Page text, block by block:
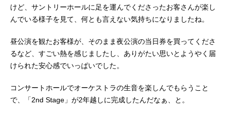
けど、サントリーホールに足を運んでくださったお客さんが楽し
んでいる様子を見て、何とも言えない気持ちになりましたね。
昼公演を観たお客様が、そのまま夜公演の当日券を買ってくださ
るなど、すごい熱を感じましたし、ありがたい思いとようやく届
けられた安心感でいっぱいでした。
コンサートホールでオーケストラの生音を楽しんでもらうこと
で、「2nd Stage」が2年越しに完成したんだなぁ、と。